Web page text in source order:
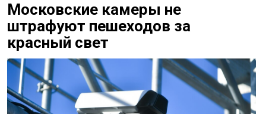
Московские камеры не
штрафуют пешеходов за
красный свет